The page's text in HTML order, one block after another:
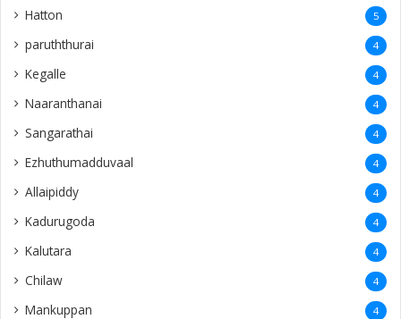
Hatton 5
paruththurai 4
Kegalle 4
Naaranthanai 4
Sangarathai 4
Ezhuthumadduvaal 4
Allaipiddy 4
Kadurugoda 4
Kalutara 4
Chilaw 4
Mankuppan 4